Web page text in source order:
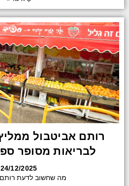
רותם אביטבול
לבריאות מסופר
24/12/2025
מה שחשוב לדעת רותם